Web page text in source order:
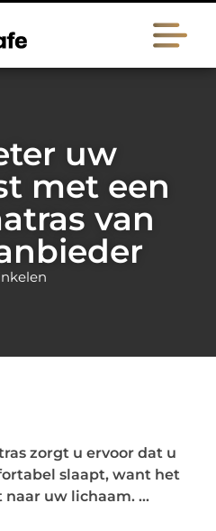
uw
met een
van
zorgt u ervoor dat u
slaapt, want het
uw lichaam. ...